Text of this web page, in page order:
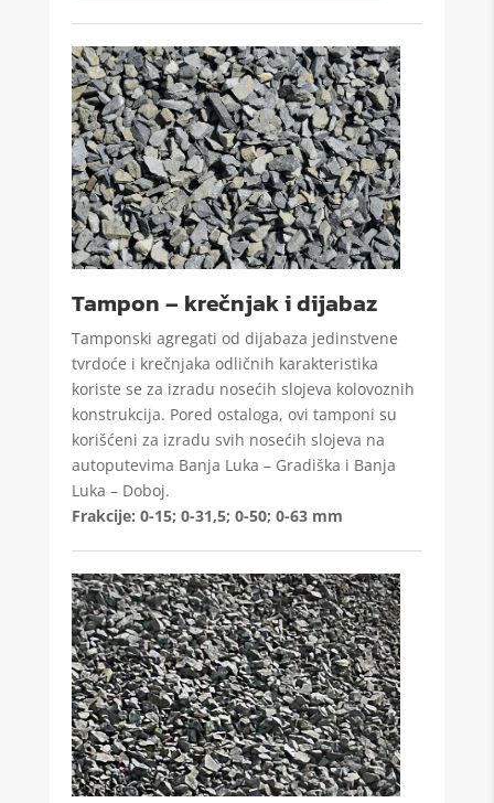
Tampon – krečnjak i dijabaz
Tamponski agregati od dijabaza jedinstvene
tvrdoće i krečnjaka odličnih karakteristika
koriste se za izradu nosećih slojeva kolovoznih
konstrukcija. Pored ostaloga, ovi tamponi su
korišćeni za izradu svih nosećih slojeva na
autoputevima Banja Luka – Gradiška i Banja
Luka – Doboj.
Frakcije: 0-15; 0-31,5; 0-50; 0-63 mm